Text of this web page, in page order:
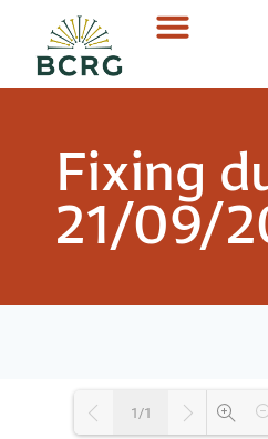
Fixing
21/09/
1/1